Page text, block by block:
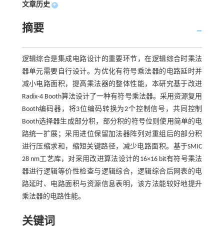
文章历史 +
摘要
逻辑综合是集成电路设计的重要环节，在逻辑综合时乘法
器单元需要自行设计。为优化有符号乘法器的电路延时并
减小电路面积，提高乘法器的整体性能，本研究基于改进
Radix-4 Booth算法设计了一种有符号乘法器。采用资源复用
Booth编码器，将3位编码转换为2个控制信号，共同控制
Booth选择器生成部分积，部分积的符号位则使用简单的电
路统一扩展；采用进位保留加法器阵列对重组后的部分积
进行压缩求和，缩短关键路径，减少电路面积。基于SMIC
28 nm工艺库，对采用改进算法设计的16×16 bit有符号乘法
器进行逻辑等价性检查与逻辑综合，逻辑综合后网表的电
路延时、电路面积与资源信息表明，该方法能较好地提升
乘法器的电路性能。
关键词